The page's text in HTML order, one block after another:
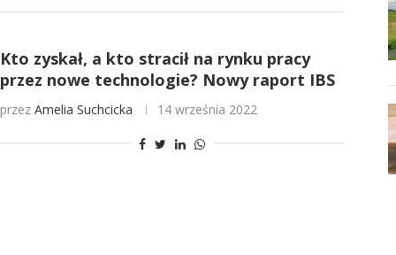
Kto zyskał, a kto stracił na rynku pracy
przez nowe technologie? Nowy raport IBS
przez Amelia Suchcicka 14 września 2022